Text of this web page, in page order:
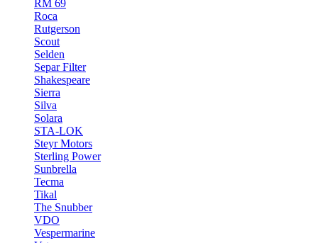
RM 69
Roca
Rutgerson
Scout
Selden
Separ Filter
Shakespeare
Sierra
Silva
Solara
STA-LOK
Steyr Motors
Sterling Power
Sunbrella
Tecma
Tikal
The Snubber
VDO
Vespermarine